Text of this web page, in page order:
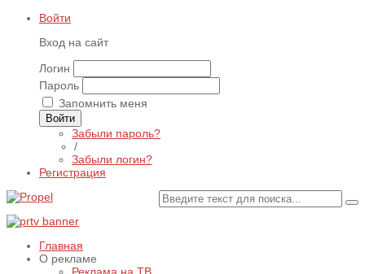
Войти
Вход на сайт
Логин
Пароль
Запомнить меня
Войти
Забыли пароль?
/
Забыли логин?
Регистрация
Главная
О рекламе